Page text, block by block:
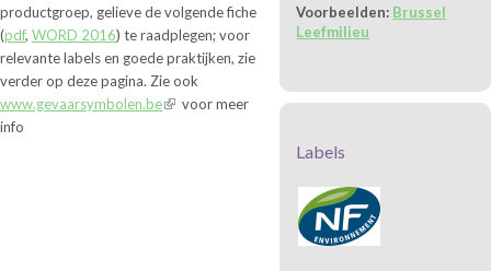
productgroep, gelieve de volgende fiche
(pdf, WORD 2016) te raadplegen; voor
relevante labels en goede praktijken, zie
verder op deze pagina. Zie ook
www.gevaarsymbolen.be
voor meer
info
Voorbeelden: Brussel
Leefmilieu
Labels